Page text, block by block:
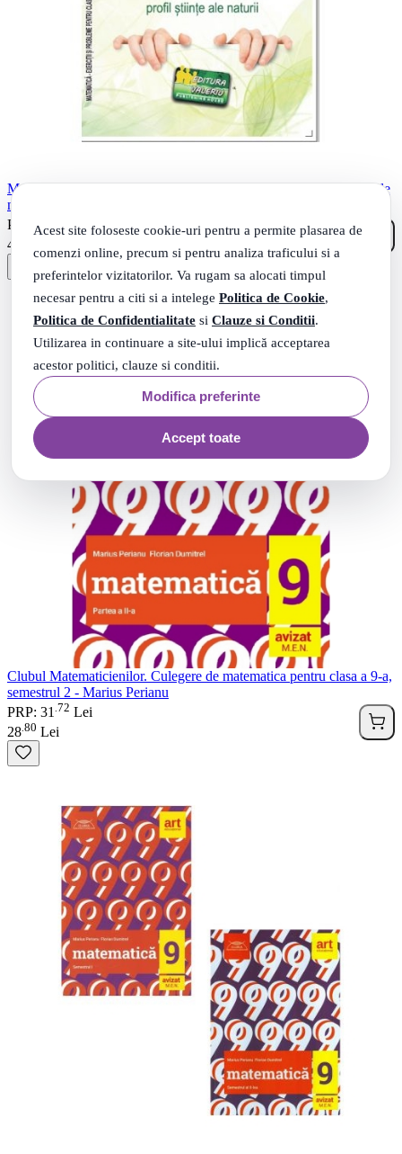
Acest site foloseste cookie-uri pentru a permite plasarea de
comenzi online, precum si pentru analiza traficului si a
preferintelor vizitatorilor. Va rugam sa alocati timpul
necesar pentru a citi si a intelege Politica de Cookie,
Politica de Confidentialitate si Clauze si Conditii.
Utilizarea in continuare a site-ului implică acceptarea
acestor politici, clauze si conditii.
Modifica preferinte
Accept toate
Matematica Exercitii si probleme pentru clasa a 9-a. Profil stiinte ale
naturii - Virgiliu Schneider
PRP: 44
Lei
42
Clubul Matematicienilor. Culegere de matematica pentru clasa a 9-a,
semestrul 2 - Marius Perianu
PRP: 31 72 Lei
28 80 Lei